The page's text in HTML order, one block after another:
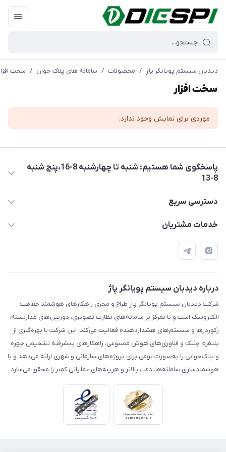
دیدبان سیستم پویانگر پاژ / محصولات / سامانه های پلاک خوان / سخت
سخت افزار
موردی برای نمایش وجود ندارد.
پاسخگوی شما هستیم: شنبه تا چهارشنبه 8-16،پنج شنبه
8-13
05137733300
چهارم، واحد14
دسترسی سریع
حساب کاربری
محصولات
درباره ما
خدمات مشتریان
قوانین و مقررات
حریم خصوصی
درباره دیدبان سیستم پویانگر پاژ
شرکت دیدبان سیستم پویانگر پاژ طراح و مجری راهکارهای هوشمند حفاظت
الکترونیک است و با تمرکز بر سامانه‌های نظارت تصویری، دوربین‌های مداربسته،
رکوردرها و سیستم‌های هشداردهنده فعالیت می‌کند. این شرکت با بهره‌گیری از
پلتفرم جنتک و فناوری‌های هوش مصنوعی، راهکارهای پیشرفته تشخیص چهره
و پلاک‌خوانی را به‌صورت بومی برای پروژه‌های سازمانی و شهری ارائه می‌دهد و با
هوشمندسازی سامانه‌ها، دقت بالاتر و هزینه‌های عملیاتی کمتر را محقق می‌سازد.